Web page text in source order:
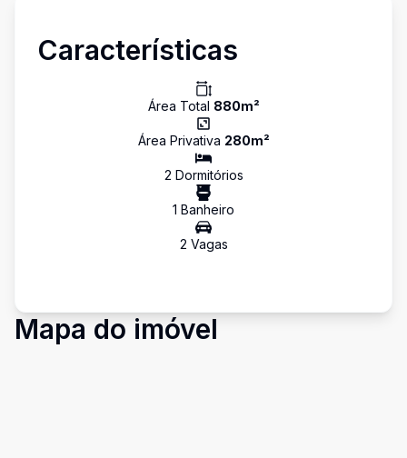
Características
Área Total 880m²
Área Privativa 280m²
2 Dormitórios
1 Banheiro
2 Vagas
Mapa do imóvel